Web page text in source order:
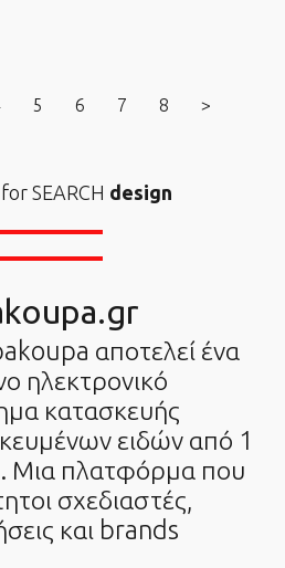
5 6 7 8 >
SEARCH design
αποτελεί ένα
ηλεκτρονικό
κατασκευής
ειδών από 1
Μια πλατφόρμα που
σχεδιαστές,
και brands